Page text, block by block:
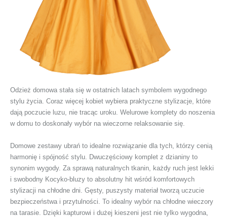
Odzież domowa stała się w ostatnich latach symbolem wygodnego
stylu życia. Coraz więcej kobiet wybiera praktyczne stylizacje, które
dają poczucie luzu, nie tracąc uroku. Welurowe komplety do noszenia
w domu to doskonały wybór na wieczorne relaksowanie się.
Domowe zestawy ubrań to idealne rozwiązanie dla tych, którzy cenią
harmonię i spójność stylu. Dwuczęściowy komplet z dzianiny to
synonim wygody. Za sprawą naturalnych tkanin, każdy ruch jest lekki
i swobodny Kocyko-bluzy to absolutny hit wśród komfortowych
stylizacji na chłodne dni. Gęsty, puszysty materiał tworzą uczucie
bezpieczeństwa i przytulności. To idealny wybór na chłodne wieczory
na tarasie. Dzięki kapturowi i dużej kieszeni jest nie tylko wygodna,